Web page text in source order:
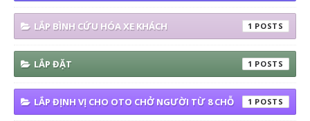
LẮP BÌNH CỨU HÓA XE KHÁCH 1
LẮP ĐẶT 1
LẮP ĐỊNH VỊ CHO OTO CHỞ NGƯỜI TỪ 8 CHỖ 1